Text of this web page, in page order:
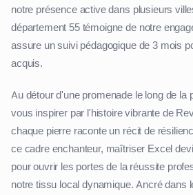
notre présence active dans plusieurs
département 55 témoigne de notre
assure un suivi pédagogique de 3 mois
acquis.
Au détour d'une promenade le long de la
vous inspirer par l'histoire vibrante de
chaque pierre raconte un récit de
ce cadre enchanteur, maîtriser Excel
pour ouvrir les portes de la réussite
notre tissu local dynamique. Ancré dans